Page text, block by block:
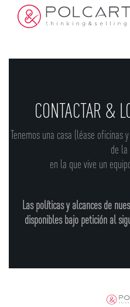
CONTACTAR &
Tenemos una casa (léase oficinas
de la
en la que vive un
Las políticas y alcances de
disponibles bajo petición al